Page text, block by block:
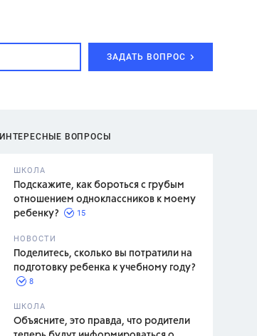
ЗАДАТЬ ВОПРОС
ИНТЕРЕСНЫЕ ВОПРОСЫ
ШКОЛА
Подскажите, как бороться с грубым
отношением одноклассников к моему
ребенку?
15
НОВОСТИ
Поделитесь, сколько вы потратили на
подготовку ребенка к учебному году?
8
ШКОЛА
Объясните, это правда, что родители